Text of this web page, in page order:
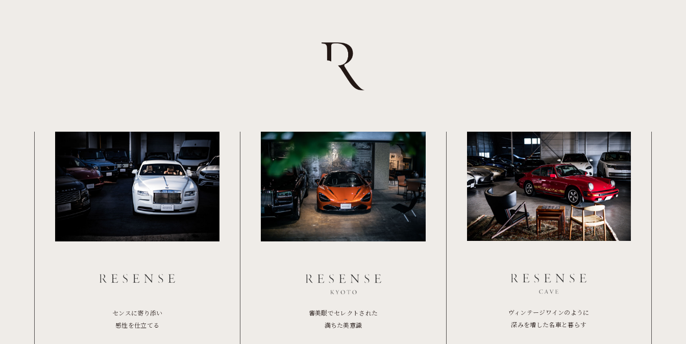
センスに寄り添い
感性を仕立てる
審美眼でセレクトされた
満ちた美意識
ヴィンテージワインのように
深みを増した名車と暮らす